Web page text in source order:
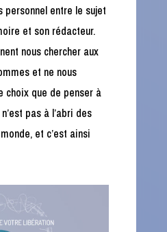
personnel entre le sujet
et son rédacteur.
nous chercher aux
et ne nous
choix que de penser à
pas à l’abri des
et c’est ainsi